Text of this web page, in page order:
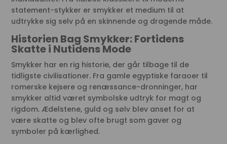
statement-stykker er smykker et medium til at
udtrykke sig selv på en skinnende og dragende måde.
Historien Bag Smykker: Fortidens
Skatte i Nutidens Mode
Smykker har en rig historie, der går tilbage til de
tidligste civilisationer. Fra gamle egyptiske faraoer til
romerske kejsere og renæssance-dronninger, har
smykker altid været symbolske udtryk for magt og
rigdom. Ædelstene, guld og sølv blev anset for at
være skatte og blev ofte brugt som gaver og
symboler på kærlighed.